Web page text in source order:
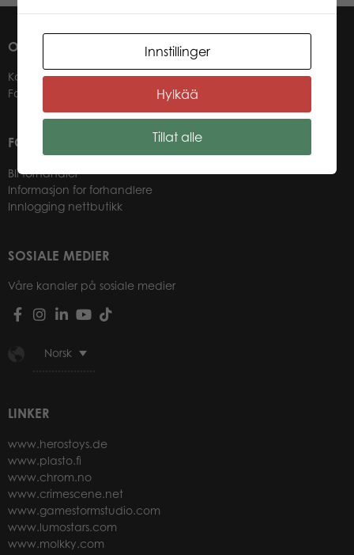
OM OSS
Kontakter
Forhandlere
FOR VÅRE KUNDER
Bli forhandler
Informasjon for forhandlere
Innlogging nettbutikk
SOSIALE MEDIER
Våre kanaler på sosiale medier
Norsk
LINKER
www.herostoys.de
www.plasto.fi
www.chrom.no
www.crimescene.net
www.gamestormstudio.com
www.lumostars.com
www.molkky.com
Innstillinger
Hylkää
Tillat alle